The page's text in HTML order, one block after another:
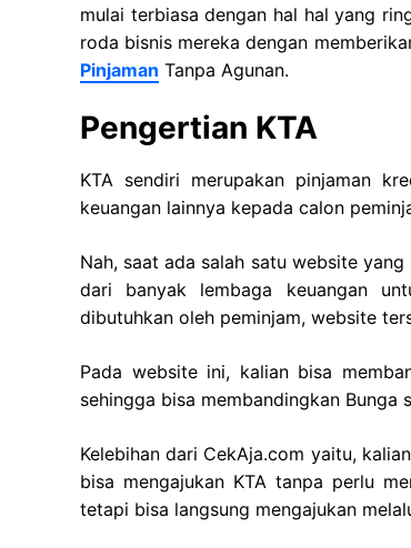
mulai terbiasa dengan hal hal yang
roda bisnis mereka dengan
Pinjaman Tanpa Agunan.
Pengertian KTA
KTA sendiri merupakan pinjaman
keuangan lainnya kepada calon
Nah, saat ada salah satu website
dari banyak lembaga keuangan
dibutuhkan oleh peminjam, website
Pada website ini, kalian bisa
sehingga bisa membandingkan Bunga
Kelebihan dari CekAja.com yaitu,
bisa mengajukan KTA tanpa perlu
tetapi bisa langsung mengajukan